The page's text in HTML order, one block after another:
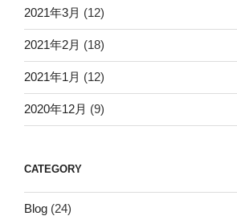
2021年3月 (12)
2021年2月 (18)
2021年1月 (12)
2020年12月 (9)
CATEGORY
Blog (24)